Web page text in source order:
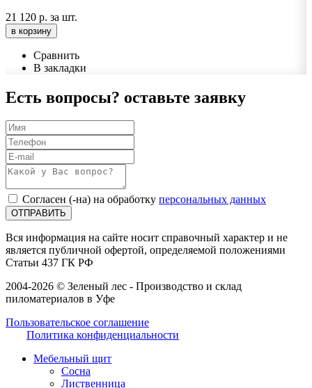
21 120 р. за шт.
в корзину
Сравнить
В закладки
Есть вопросы? оставьте заявку
Согласен (-на) на обработку персональных данных
ОТПРАВИТЬ
Вся информация на сайте носит справочный характер и не
является публичной офертой, определяемой положениями
Статьи 437 ГК РФ
2004-2026 © Зеленый лес - Производство и склад
пиломатериалов в Уфе
Пользовательское соглашение
Политика конфиденциальности
Мебельный щит
Сосна
Лиственница